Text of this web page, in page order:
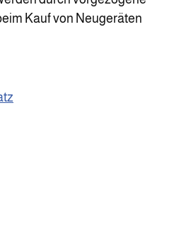
Kauf von Neugeräten